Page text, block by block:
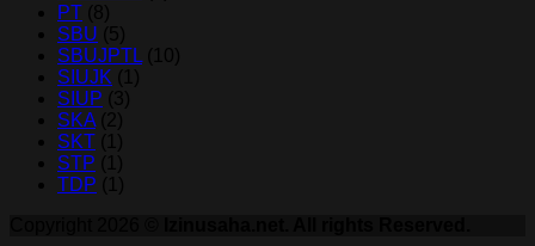
PT (8)
SBU (5)
SBUJPTL (10)
SIUJK (1)
SIUP (3)
SKA (2)
SKT (1)
STP (1)
TDP (1)